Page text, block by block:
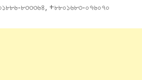
৮৩৩৩৬৪, +৮৮০১৬৮৩-০৭৬০৭০